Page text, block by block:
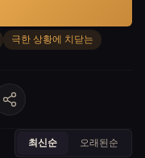
극한 상황에 치닫는
최신순 오래된순